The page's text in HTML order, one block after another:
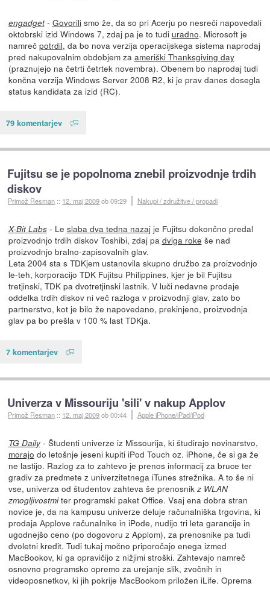
engadget- Govorilismo že, da so pri Acerju po nesreči napovedali
oktobrski izid Windows 7, zdaj pa je to tudi uradno. Microsoft je
namreč potrdil, da bo nova verzija operacijskega sistema naprodaj
pred nakupovalnim obdobjem za ameriški Thanksgiving day
(praznujejo na četrti četrtek novembra). Obenem bo naprodaj tudi
končna verzija Windows Server 2008 R2, ki je prav danes dosegla
status kandidata za izid (RC).
79 komentarjev
Fujitsu se je popolnoma znebil proizvodnje trdih
diskov
Primož Resman :: 12. maj 2009ob 09:29 Nakupi / združitve / propadi
X-Bit Labs- Le slaba dva tedna nazajje Fujitsu dokončno predal
proizvodnjo trdih diskov Toshibi, zdaj pa dviga roke še nad
proizvodnjo bralno-zapisovalnih glav.
Leta 2004 sta s TDKjem ustanovila skupno družbo za proizvodnjo
le-teh, korporacijo TDK Fujitsu Philippines, kjer je bil Fujitsu
tretjinski, TDK pa dvotretjinski lastnik. V luči nedavne prodaje
oddelka trdih diskov ni več razloga v proizvodnji glav, zato bo
partnerstvo, kot je bilo že napovedano, prekinjeno, proizvodnja
glav pa bo prešla v 100 % last TDKja.
7 komentarjev
Univerza v Missouriju 'sili' v nakup Applov
Primož Resman :: 12. maj 2009ob 00:44 Apple iPhone/iPad/iPod
TG Daily- Študenti univerze iz Missourija, ki študirajo novinarstvo,
morajo do letošnje jeseni kupiti iPod Touch oz. iPhone, če si ga že
ne lastijo. Razlog za to zahtevo je prenos informacij za bruce ter
gradiv za predmete z univerzitetnega iTunes strežnika. A to še ni
vse, univerza od študentov zahteva še prenosnikz WLAN
zmogljivostmiter programski paket Office. Vsaj ena dobra stran
novice je, da na kampusu univerze deluje računalniška trgovina, ki
prodaja Applove računalnike in iPode, nudijo tri leta garancije in
ugodnejšo ceno (po dogovoru z Applom), za prenosnike pa tudi
dvoletni kredit. Tudi tukaj močno priporočajo enega izmed
MacBookov, ki ga opravičijo z nižjimi stroški. Zahtevajo namreč
osnovno programsko opremo za urejanje slik, zvočnih in
videoposnetkov, ki jih pokrije MacBookom priložen iLife. Oprema